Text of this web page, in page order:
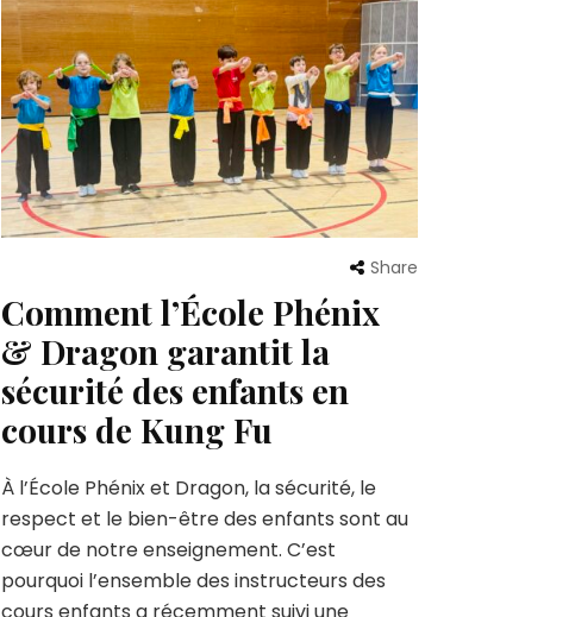
Share
Comment l’École Phénix
& Dragon garantit la
sécurité des enfants en
cours de Kung Fu
À l’École Phénix et Dragon, la sécurité, le
respect et le bien-être des enfants sont au
cœur de notre enseignement. C’est
pourquoi l’ensemble des instructeurs des